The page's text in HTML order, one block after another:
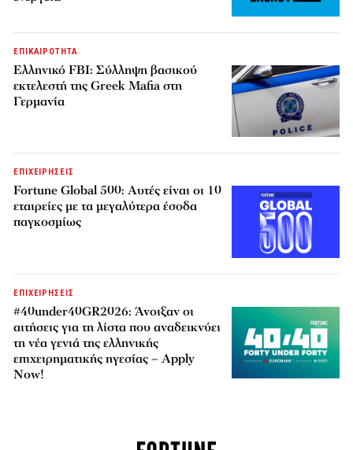
ΕΠΙΚΑΙΡΟΤΗΤΑ
Ελληνικό FBI: Σύλληψη βασικού
εκτελεστή της Greek Mafia στη
Γερμανία
ΕΠΙΧΕΙΡΗΣΕΙΣ
Fortune Global 500: Αυτές είναι οι 10
εταιρείες με τα μεγαλύτερα έσοδα
παγκοσμίως
ΕΠΙΧΕΙΡΗΣΕΙΣ
#40under40GR2026: Άνοιξαν οι
αιτήσεις για τη λίστα που αναδεικνύει
τη νέα γενιά της ελληνικής
επιχειρηματικής ηγεσίας – Apply
Now!